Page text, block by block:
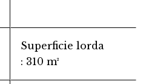
Superficie lorda
310 m²